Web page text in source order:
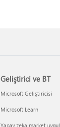
Geliştirici ve BT
Microsoft Geliştiricisi
Microsoft Learn
Yapay zeka market